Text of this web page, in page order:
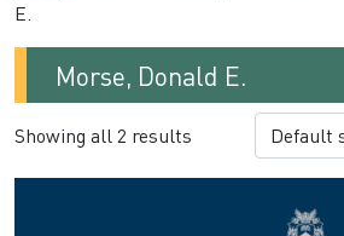
E.
Morse, Donald E.
Showing all 2 results